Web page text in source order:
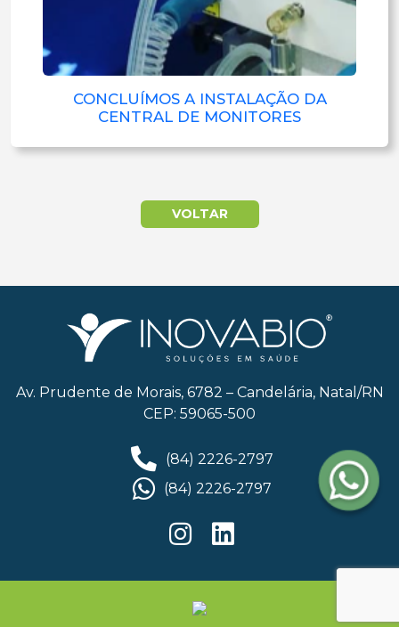
CONCLUÍMOS A INSTALAÇÃO DA
CENTRAL DE MONITORES
VOLTAR
Av. Prudente de Morais, 6782 – Candelária, Natal/RN
CEP: 59065-500
(84) 2226-2797
(84) 2226-2797